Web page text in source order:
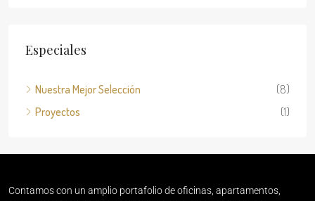
Especiales
Nuestra Mejor Selección
(8)
Proyectos
(1)
Contamos con un amplio portafolio de oficinas, apartamentos,